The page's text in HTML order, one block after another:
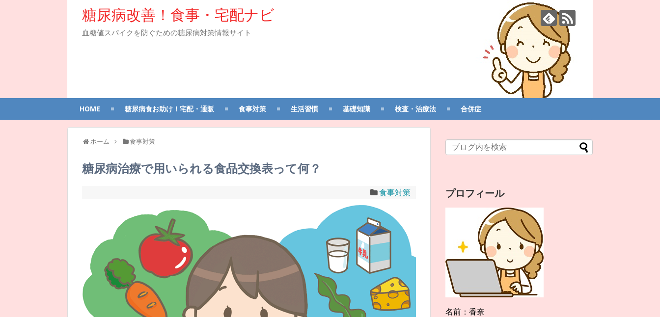
糖尿病改善！食事・宅配ナビ
血糖値スパイクを防ぐための糖尿病対策情報サイト
HOME 糖尿病食お助け！宅配・通販 食事対策 生活習慣 基礎知識 検査・治療法 合併症
ホーム 食事対策
糖尿病治療で用いられる食品交換表って何？
食事対策 プロフィール
名前：香奈